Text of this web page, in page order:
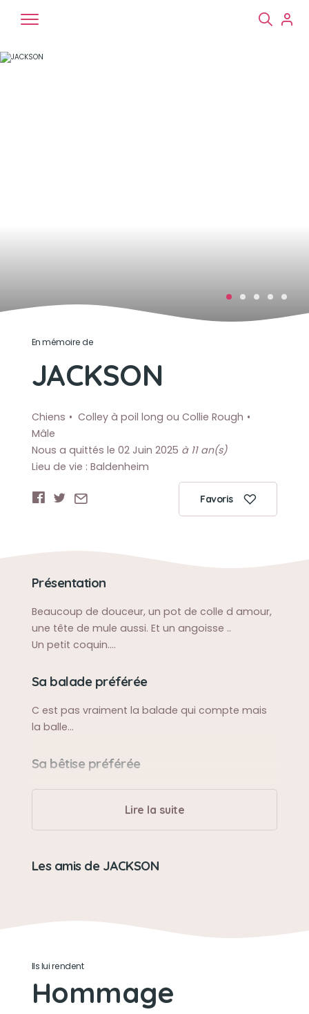
En mémoire de
JACKSON
Chiens
Colley à poil long ou Collie Rough
Mâle
Nous a quittés le 02 Juin 2025 à 11 an(s)
Lieu de vie : Baldenheim
Favoris
Présentation
Beaucoup de douceur, un pot de colle d amour,
une tête de mule aussi. Et un angoisse ..
Un petit coquin....
Sa balade préférée
C est pas vraiment la balade qui compte mais
la balle...
Sa bêtise préférée
Je cherche mais il a gardé sesnpremmiers
jouets de chiots... bébé il volait des affaires pour
dormir avec sans les abîmées..
Son caractère
Tendre
Je crois que c est clair:-)
Lire la suite
Les amis de JACKSON
Ils lui rendent
Hommage